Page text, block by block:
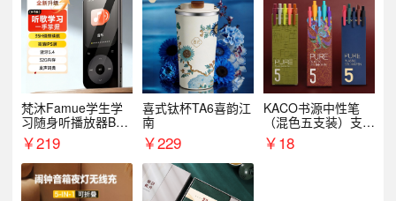
梵沐Famue学生学
习随身听播放器BL1
5（64G）
￥219
喜式钛杯TA6喜韵江
南
￥229
KACO书源中性笔
（混色五支装）支持
logo定制
￥18